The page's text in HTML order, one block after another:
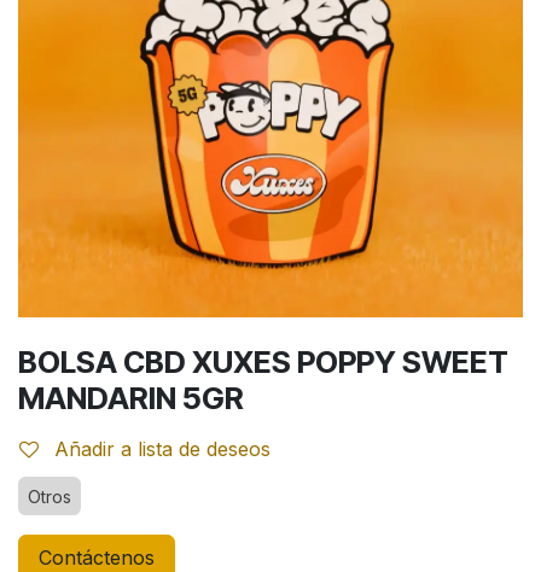
BOLSA CBD XUXES POPPY SWEET
MANDARIN 5GR
Añadir a lista de deseos
Otros
Contáctenos